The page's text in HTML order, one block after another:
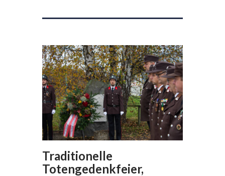
Traditionelle
Totengedenkfeier,